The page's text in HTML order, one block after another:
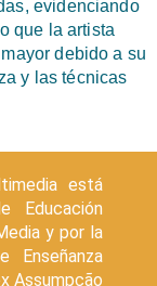
evidenciando
que la artista
debido a su
y las técnicas
está
Educación
y por la
Enseñanza
Assumpção